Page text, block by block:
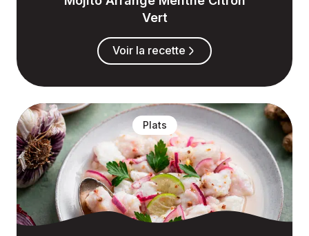
Vert
Voir la recette
Plats